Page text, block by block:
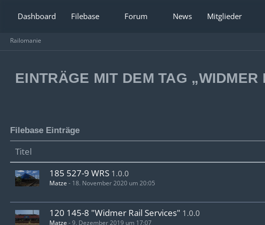
Dashboard Filebase Forum News Mitglieder
Railomanie
EINTRÄGE MIT DEM TAG „WIDMER
Filebase Einträge
Titel
185 527-9 WRS 1.0.0
Matze - 18. November 2020 um 20:05
120 145-8 "Widmer Rail Services" 1.0.0
Matze -9. Dezember 2019 um 17:07